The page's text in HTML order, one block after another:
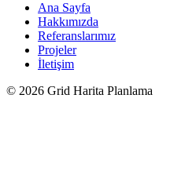
Ana Sayfa
Hakkımızda
Referanslarımız
Projeler
İletişim
© 2026 Grid Harita Planlama